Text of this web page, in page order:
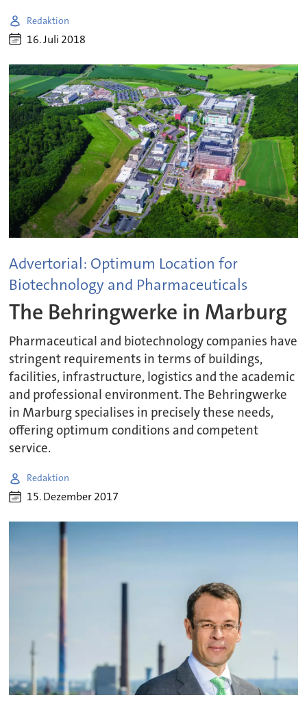
Redaktion
16. Juli 2018
Advertorial: Optimum Location for
Biotechnology and Pharmaceuticals
The Behringwerke in Marburg
Pharmaceutical and biotechnology companies have
stringent requirements in terms of buildings,
facilities, infrastructure, logistics and the academic
and professional environment. The Behringwerke
in Marburg specialises in precisely these needs,
offering optimum conditions and competent
service.
Redaktion
15. Dezember 2017